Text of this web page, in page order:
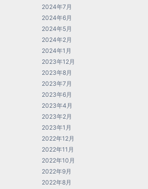
2024年7月
2024年6月
2024年5月
2024年2月
2024年1月
2023年12月
2023年8月
2023年7月
2023年6月
2023年4月
2023年2月
2023年1月
2022年12月
2022年11月
2022年10月
2022年9月
2022年8月